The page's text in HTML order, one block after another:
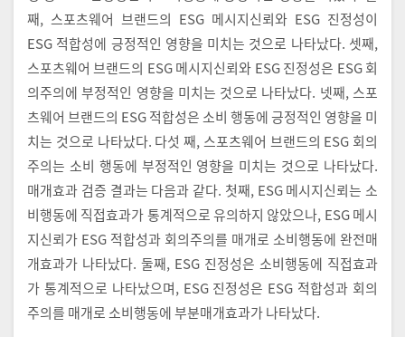
째, 스포츠웨어 브랜드의 ESG 메시지신뢰와 ESG 진정성이
ESG 적합성에 긍정적인 영향을 미치는 것으로 나타났다. 셋째,
스포츠웨어 브랜드의 ESG 메시지신뢰와 ESG 진정성은 ESG 회
의주의에 부정적인 영향을 미치는 것으로 나타났다. 넷째, 스포
츠웨어 브랜드의 ESG 적합성은 소비 행동에 긍정적인 영향을 미
치는 것으로 나타났다. 다섯 째, 스포츠웨어 브랜드의 ESG 회의
주의는 소비 행동에 부정적인 영향을 미치는 것으로 나타났다.
매개효과 검증 결과는 다음과 같다. 첫째, ESG 메시지신뢰는 소
비행동에 직접효과가 통계적으로 유의하지 않았으나, ESG 메시
지신뢰가 ESG 적합성과 회의주의를 매개로 소비행동에 완전매
개효과가 나타났다. 둘째, ESG 진정성은 소비행동에 직접효과
가 통계적으로 나타났으며, ESG 진정성은 ESG 적합성과 회의
주의를 매개로 소비행동에 부분매개효과가 나타났다.